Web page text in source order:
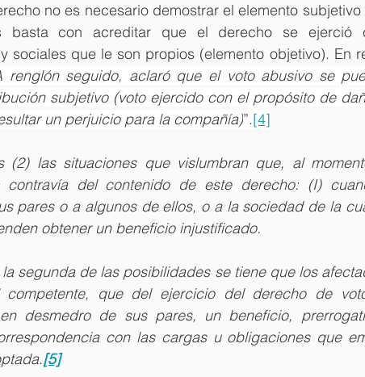
no es necesario demostrar el elemento
basta con acreditar que el derecho se ejerció
sociales que le son propios (elemento objetivo). En
renglón seguido, aclaró que el voto abusivo se
subjetivo (voto ejercido con el propósito de
un perjuicio para la compañía)”.[4]
las situaciones que vislumbran que, al
contravía del contenido de este derecho: (I)
pares o a algunos de ellos, o a la sociedad de la
obtener un beneficio injustificado.
segunda de las posibilidades se tiene que los
competente, que del ejercicio del derecho de
desmedro de sus pares, un beneficio,
con las cargas u obligaciones que
[5]